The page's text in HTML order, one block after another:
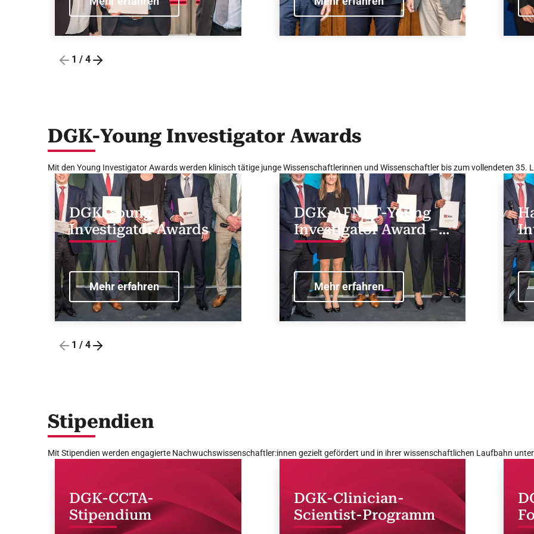
schlafbezogene
Atmungsstörungen
1 / 4
DGK-Young Investigator Awards
Mit den Young Investigator Awards werden klinisch tätige junge Wissenschaftlerinnen und Wissenschaftler bis zum vollendeten 35.
DGK-Young
Investigator Awards
Mehr erfahren
DGK-AFNET-Young
Investigator Award –
Vorhofflimmern
Mehr erfahren
1 / 4
Stipendien
Mit Stipendien werden engagierte Nachwuchswissenschaftler:innen gezielt gefördert und in ihrer wissenschaftlichen Laufbahn
DGK-CCTA-
Stipendium
DGK-Clinician-
Scientist-Programm